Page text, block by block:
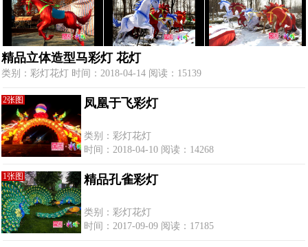
精品立体造型马彩灯 花灯
类别：彩灯花灯 时间：2018-04-14 阅读：15139
2张图 凤凰于飞彩灯
类别：彩灯花灯
时间：2018-04-10 阅读：14268
1张图 精品孔雀彩灯
类别：彩灯花灯
时间：2017-09-09 阅读：17185